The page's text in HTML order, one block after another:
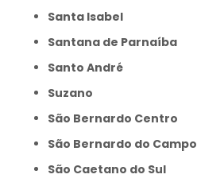
Santa Isabel
Santana de Parnaíba
Santo André
Suzano
São Bernardo Centro
São Bernardo do Campo
São Caetano do Sul